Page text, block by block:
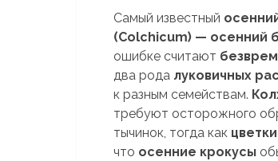
Самый известный
(Colchicum) — осенний
ошибке считают
два рода луковичных
к разным семействам.
требуют осторожного
тычинок, тогда как
что осенние крокусы